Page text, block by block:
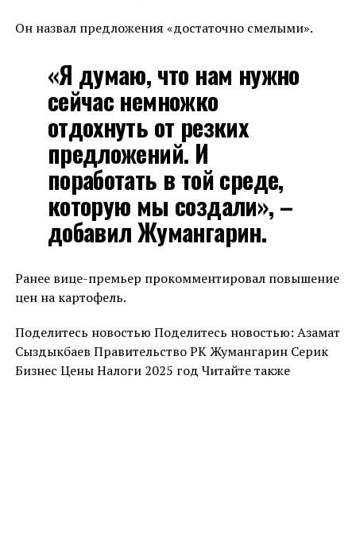
Он назвал предложения «достаточно смелыми».
«Я думаю, что нам нужно
сейчас немножко
отдохнуть от резких
предложений. И
поработать в той среде,
которую мы создали», –
добавил Жумангарин.
Ранее вице-премьер прокомментировал повышение
цен на картофель.
Поделитесь новостью Поделитесь новостью: Азамат
Сыздыкбаев Правительство РК Жумангарин Серик
Бизнес Цены Налоги 2025 год Читайте также